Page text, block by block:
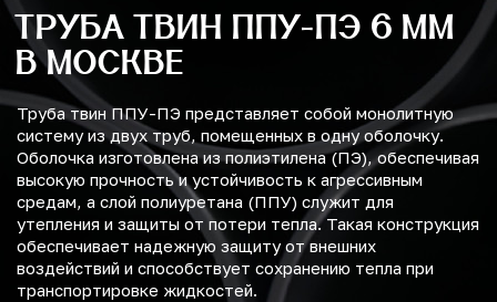
ТРУБА ТВИН ППУ-ПЭ 6 ММ
В МОСКВЕ
Труба твин ППУ-ПЭ представляет собой монолитную
систему из двух труб, помещенных в одну оболочку.
Оболочка изготовлена из полиэтилена (ПЭ), обеспечивая
высокую прочность и устойчивость к агрессивным
средам, а слой полиуретана (ППУ) служит для
утепления и защиты от потери тепла. Такая конструкция
обеспечивает надежную защиту от внешних
воздействий и способствует сохранению тепла при
транспортировке жидкостей.